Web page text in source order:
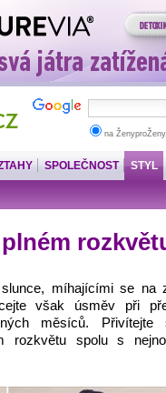
na
SPOLEČNOST STYL
míhajícími se na
však úsměv při
měsíců. Přivítejte
rozkvětu spolu s